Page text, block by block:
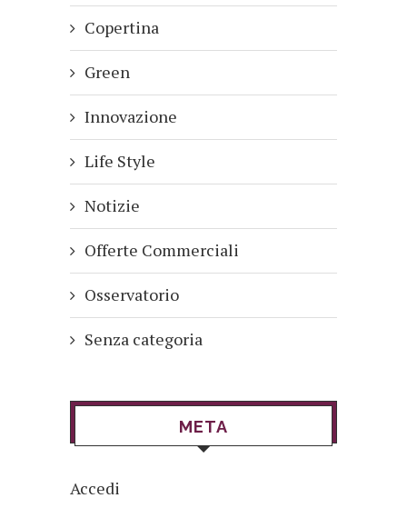
Copertina
Green
Innovazione
Life Style
Notizie
Offerte Commerciali
Osservatorio
Senza categoria
META
Accedi